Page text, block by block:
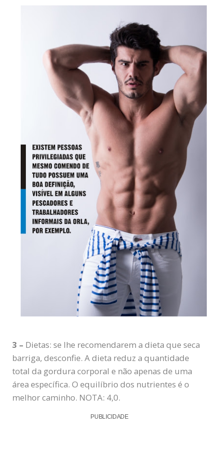
3 – Dietas: se lhe recomendarem a dieta que seca
barriga, desconfie. A dieta reduz a quantidade
total da gordura corporal e não apenas de uma
área específica. O equilíbrio dos nutrientes é o
melhor caminho. NOTA: 4,0.
PUBLICIDADE